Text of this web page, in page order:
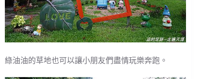
綠油油的草地也可以讓小朋友們盡情玩樂奔跑。